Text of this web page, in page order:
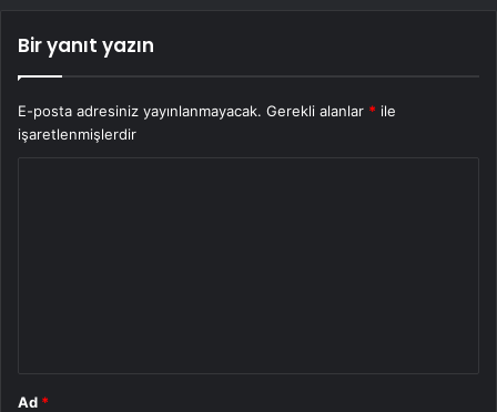
Bir yanıt yazın
E-posta adresiniz yayınlanmayacak. Gerekli alanlar * ile
işaretlenmişlerdir
Ad *